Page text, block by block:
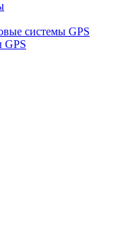
системы GPS
GPS